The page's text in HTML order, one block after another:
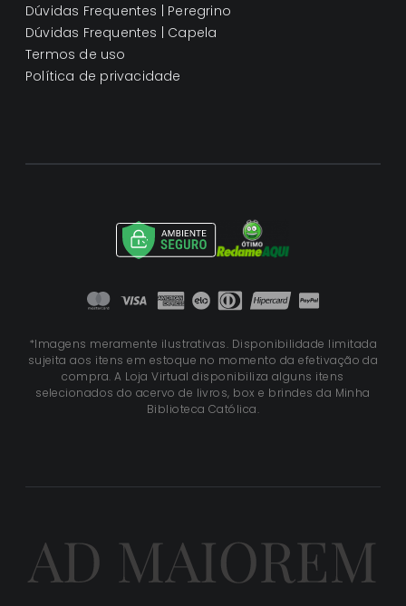
Dúvidas Frequentes | Peregrino
Dúvidas Frequentes | Capela
Termos de uso
Política de privacidade
*Imagens meramente ilustrativas. Disponibilidade limitada
sujeita aos itens em estoque no momento da efetivação da
compra. A Loja Virtual disponibiliza alguns itens
selecionados do acervo de livros, box e brindes da Minha
Biblioteca Católica.